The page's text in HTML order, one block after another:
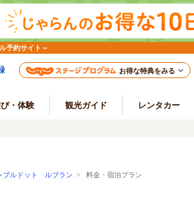
予約サイト～
お得な特典をみる
・体験 観光ガイド レンタカー
ブルドット ルブラン > 料金・宿泊プラン